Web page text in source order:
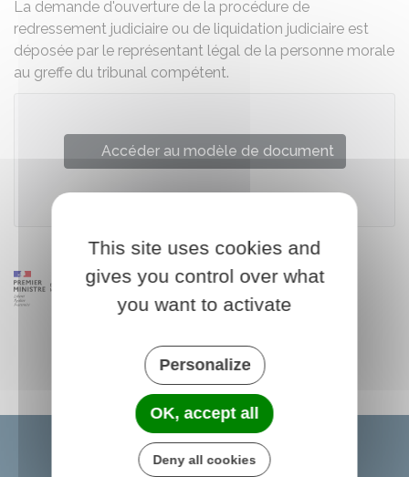
La demande d'ouverture de la procédure de
redressement judiciaire ou de liquidation judiciaire est
déposée par le représentant légal de la personne morale
au greffe du tribunal compétent.
Accéder au modèle de document
This site uses cookies and
gives you control over what
you want to activate
Personalize
OK, accept all
Deny all cookies